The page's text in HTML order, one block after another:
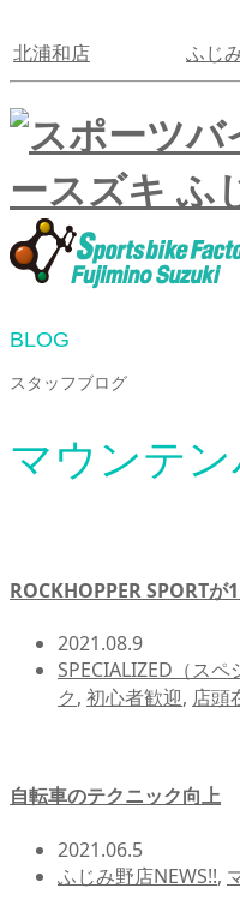
北浦和店 ふじ
BLOG
スタッフブログ
マウンテン
ROCKHOPPER SPORT
2021.08.9
SPECIALIZED（スペ
ク, 初心者歓迎, 店頭
自転車のテクニック向上
2021.06.5
ふじみ野店NEWS!!,